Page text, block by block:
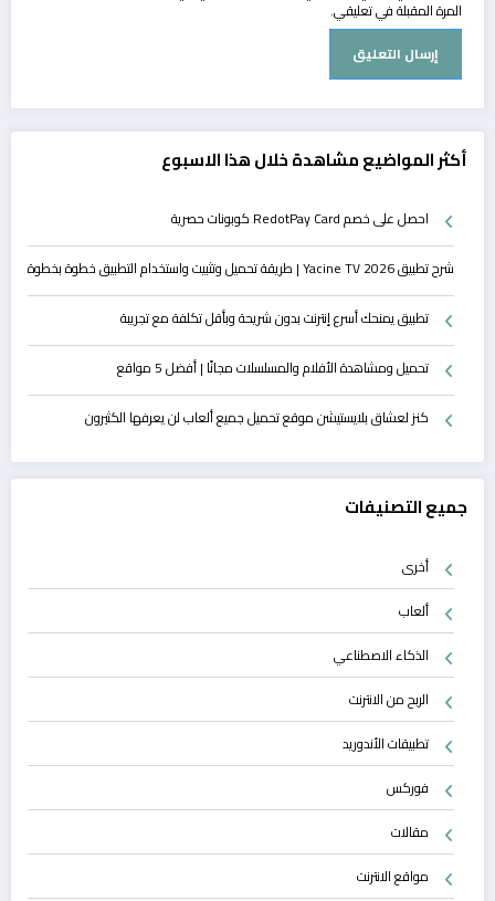
المرة المقبلة في تعليقي.
أكثر المواضيع مشاهدة خلال هذا الاسبوع
احصل على خصم RedotPay Card كوبونات حصرية
شرح تطبيق Yacine TV 2026 | طريقة تحميل وتثبيت واستخدام التطبيق خطوة بخطوة
تطبيق يمنحك أسرع إنترنت بدون شريحة وبأقل تكلفة مع تجريبة
تحميل ومشاهدة الأفلام والمسلسلات مجانًا | أفضل 5 مواقع
كنز لعشاق بلايستيشن موقع تحميل جميع ألعاب لن يعرفها الكثيرون
جميع التصنيفات
أخرى
ألعاب
الذكاء الاصطناعي
الربح من الانترنت
تطبيقات الأندوريد
فوركس
مقالات
مواقع الانترنت